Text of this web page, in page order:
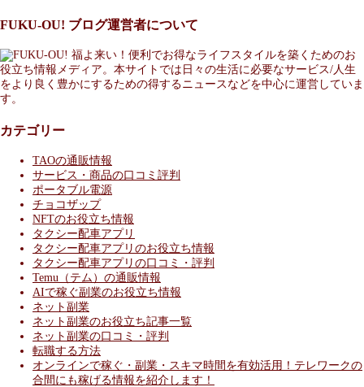
FUKU-OU! ブログ運営者について
福よ来い！便利でお得なライフスタイルを築くためのお
役立ち情報メディア。本サイトでは日々の生活に必要なサービス/人生
をより良く豊かにするための得するニュースなどを中心に運営していま
す。
カテゴリー
TAOの通販情報
サービス・商品の口コミ評判
ポータブル電源
チョコザップ
NFTのお役立ち情報
タクシー配車アプリ
タクシー配車アプリのお役立ち情報
タクシー配車アプリの口コミ・評判
Temu（テム）の通販情報
AIで稼ぐ副業のお役立ち情報
ネット副業
ネット副業のお役立ち記事一覧
ネット副業の口コミ・評判
転職する方法
オンラインで稼ぐ・副業・スキマ時間を有効活用！テレワークの
合間にも稼げる情報を紹介します！